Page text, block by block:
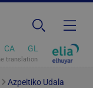
CA GL
translation
Azpeitiko Udala